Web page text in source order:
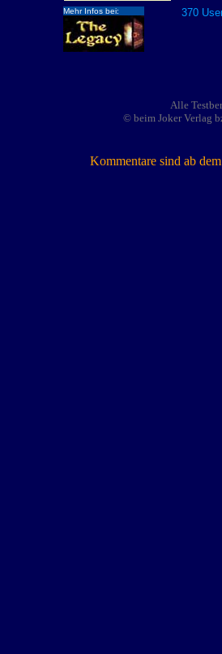
Mehr Infos bei: 370
Alle
© beim Joker Verlag
Kommentare sind ab